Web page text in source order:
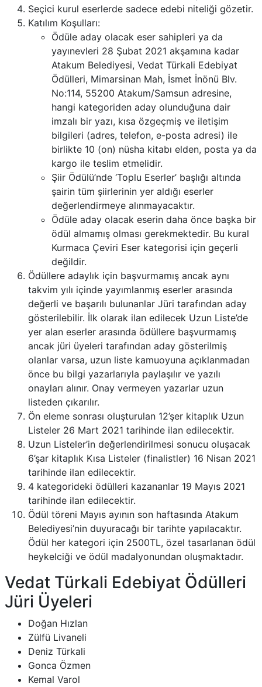
Seçici kurul eserlerde sadece edebi niteliği gözetir.
Katılım Koşulları:
Ödüle aday olacak eser sahipleri ya da
yayınevleri 28 Şubat 2021 akşamına kadar
Atakum Belediyesi, Vedat Türkali Edebiyat
Ödülleri, Mimarsinan Mah, İsmet İnönü Blv.
No:114, 55200 Atakum/Samsun adresine,
hangi kategoriden aday olunduğuna dair
imzalı bir yazı, kısa özgeçmiş ve iletişim
bilgileri (adres, telefon, e-posta adresi) ile
birlikte 10 (on) nüsha kitabı elden, posta ya da
kargo ile teslim etmelidir.
Şiir Ödülü’nde ‘Toplu Eserler’ başlığı altında
şairin tüm şiirlerinin yer aldığı eserler
değerlendirmeye alınmayacaktır.
Ödüle aday olacak eserin daha önce başka bir
ödül almamış olması gerekmektedir. Bu kural
Kurmaca Çeviri Eser kategorisi için geçerli
değildir.
Ödüllere adaylık için başvurmamış ancak aynı
takvim yılı içinde yayımlanmış eserler arasında
değerli ve başarılı bulunanlar Jüri tarafından aday
gösterilebilir. İlk olarak ilan edilecek Uzun Liste’de
yer alan eserler arasında ödüllere başvurmamış
ancak jüri üyeleri tarafından aday gösterilmiş
olanlar varsa, uzun liste kamuoyuna açıklanmadan
önce bu bilgi yazarlarıyla paylaşılır ve yazılı
onayları alınır. Onay vermeyen yazarlar uzun
listeden çıkarılır.
Ön eleme sonrası oluşturulan 12’şer kitaplık Uzun
Listeler 26 Mart 2021 tarihinde ilan edilecektir.
Uzun Listeler’in değerlendirilmesi sonucu oluşacak
6’şar kitaplık Kısa Listeler (finalistler) 16 Nisan 2021
tarihinde ilan edilecektir.
4 kategorideki ödülleri kazananlar 19 Mayıs 2021
tarihinde ilan edilecektir.
Ödül töreni Mayıs ayının son haftasında Atakum
Belediyesi’nin duyuracağı bir tarihte yapılacaktır.
Ödül her kategori için 2500TL, özel tasarlanan ödül
heykelciği ve ödül madalyonundan oluşmaktadır.
Vedat Türkali Edebiyat Ödülleri
Jüri Üyeleri
Doğan Hızlan
Zülfü Livaneli
Deniz Türkali
Gonca Özmen
Kemal Varol